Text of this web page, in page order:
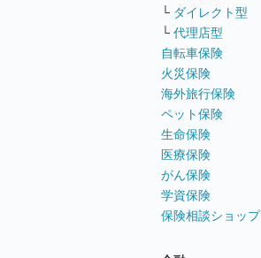
└ ダイレクト型
└ 代理店型
自転車保険
火災保険
海外旅行保険
ペット保険
生命保険
医療保険
がん保険
学資保険
保険相談ショップ